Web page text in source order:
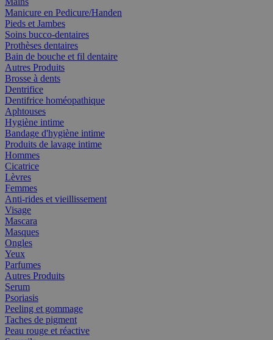
Manicure en Pedicure/Handen
Pieds et Jambes
Soins bucco-dentaires
Prothèses dentaires
Bain de bouche et fil dentaire
Autres Produits
Brosse à dents
Dentrifice
Dentifrice homéopathique
Aphtouses
Hygiène intime
Bandage d'hygiène intime
Produits de lavage intime
Hommes
Cicatrice
Lèvres
Femmes
Anti-rides et vieillissement
Visage
Mascara
Masques
Ongles
Yeux
Parfumes
Autres Produits
Serum
Psoriasis
Peeling et gommage
Taches de pigment
Peau rouge et réactive